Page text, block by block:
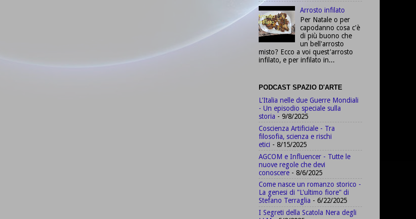
Arrosto infilato
Per Natale o per
capodanno cosa c'è
di più buono che
un bell'arrosto
misto? Ecco a voi quest'arrosto
infilato, e per infilato in...
PODCAST SPAZIO D'ARTE
L'Italia nelle due Guerre Mondiali
- Un episodio speciale sulla
storia - 9/8/2025
Coscienza Artificiale - Tra
filosofia, scienza e rischi
etici - 8/15/2025
AGCOM e Influencer - Tutte le
nuove regole che devi
conoscere - 8/6/2025
Come nasce un romanzo storico -
La genesi di "L'ultimo fiore" di
Stefano Terraglia - 6/22/2025
I Segreti della Scatola Nera degli